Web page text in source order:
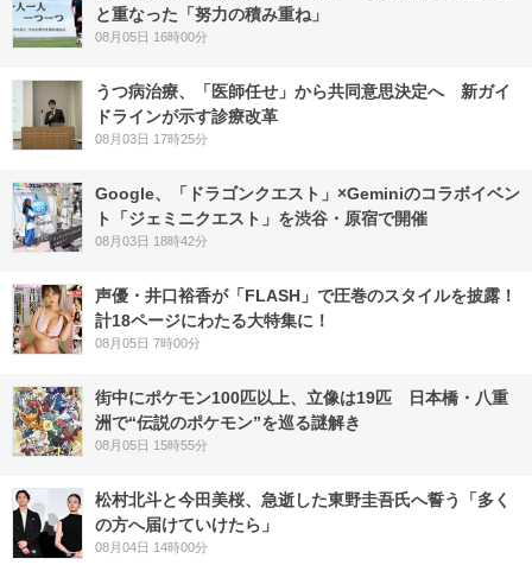
と重なった「努力の積み重ね」
08月05日 16時00分
うつ病治療、「医師任せ」から共同意思決定へ 新ガイ
ドラインが示す診療改革
08月03日 17時25分
Google、「ドラゴンクエスト」×Geminiのコラボイベン
ト「ジェミニクエスト」を渋谷・原宿で開催
08月03日 18時42分
声優・井口裕香が「FLASH」で圧巻のスタイルを披露！
計18ページにわたる大特集に！
08月05日 7時00分
街中にポケモン100匹以上、立像は19匹 日本橋・八重
洲で“伝説のポケモン”を巡る謎解き
08月05日 15時55分
松村北斗と今田美桜、急逝した東野圭吾氏へ誓う「多く
の方へ届けていけたら」
08月04日 14時00分